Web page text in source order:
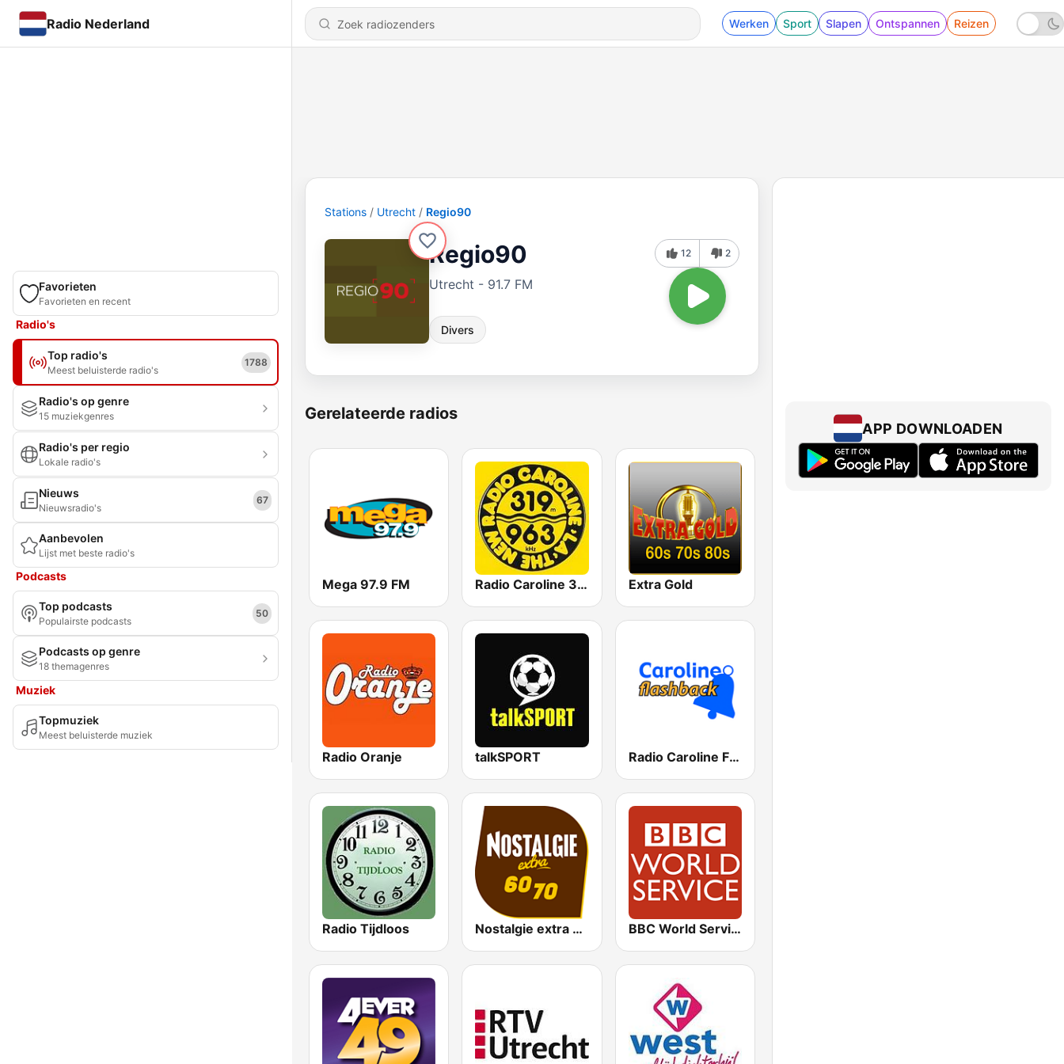
Radio Nederland Werken Sport Slapen Ontspannen Reizen
Favorieten
Favorieten en recent
Radio's
Top radio's
Meest beluisterde radio's
1788
Radio's op genre
15 muziekgenres
Radio's per regio
Lokale radio's
Nieuws
Nieuwsradio's
67
Aanbevolen
Lijst met beste radio's
Podcasts
Top podcasts
Populairste podcasts
50
Podcasts op genre
18 themagenres
Muziek
Topmuziek
Meest beluisterde muziek
Stations Utrecht Regio90
Regio90
Utrecht - 91.7 FM
Divers
12 2
Gerelateerde radios
Mega 97.9 FM Radio Caroline 319 Extra Gold
Radio Oranje talkSPORT Radio Caroline Flashback
Radio Tijdloos Nostalgie extra 60-70 BBC World Service
APP DOWNLOADEN